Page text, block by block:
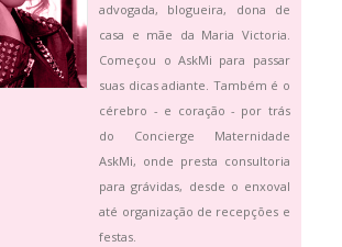
advogada, blogueira, dona de
casa e mãe da Maria Victoria.
Começou o AskMi para passar
suas dicas adiante. Também é o
cérebro - e coração - por trás
do Concierge Maternidade
AskMi, onde presta consultoria
para grávidas, desde o enxoval
até organização de recepções e
festas.